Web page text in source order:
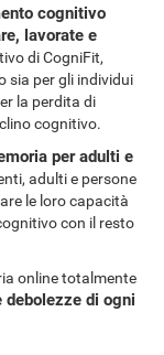
cognitivo
lavorate e
di CogniFit,
sia per gli individui
la perdita di
cognitivo.
per adulti e
adulti e persone
le loro capacità
con il resto
online totalmente
di ogni